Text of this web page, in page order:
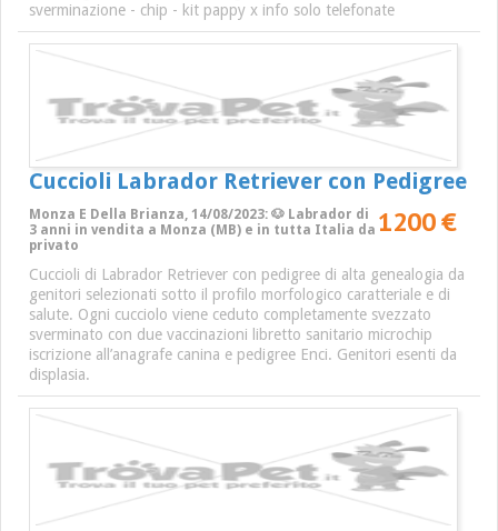
sverminazione - chip - kit pappy x info solo telefonate
Cuccioli Labrador Retriever con Pedigree
1200 €
Monza E Della Brianza, 14/08/2023: 🐶 Labrador di
3 anni in vendita a Monza (MB) e in tutta Italia da
privato
Cuccioli di Labrador Retriever con pedigree di alta genealogia da
genitori selezionati sotto il profilo morfologico caratteriale e di
salute. Ogni cucciolo viene ceduto completamente svezzato
sverminato con due vaccinazioni libretto sanitario microchip
iscrizione all’anagrafe canina e pedigree Enci. Genitori esenti da
displasia.